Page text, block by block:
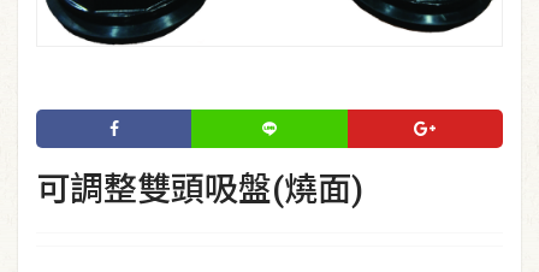
可調整雙頭吸盤(燒面)